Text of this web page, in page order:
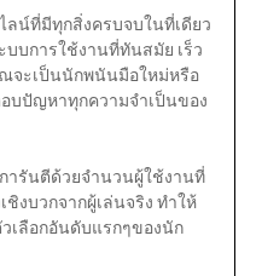
น์ที่มีทุกสิ่งครบจบในที่เดียว
บบการใช้งานที่ทันสมัย เร็ว
จะเป็นนักพนันมือใหม่หรือ
บปัญหาทุกความจำเป็นของ
ารันตีด้วยจำนวนผู้ใช้งานที่
งบวกจากผู้เล่นจริง ทำให้
เลือกอันดับแรกๆของนัก